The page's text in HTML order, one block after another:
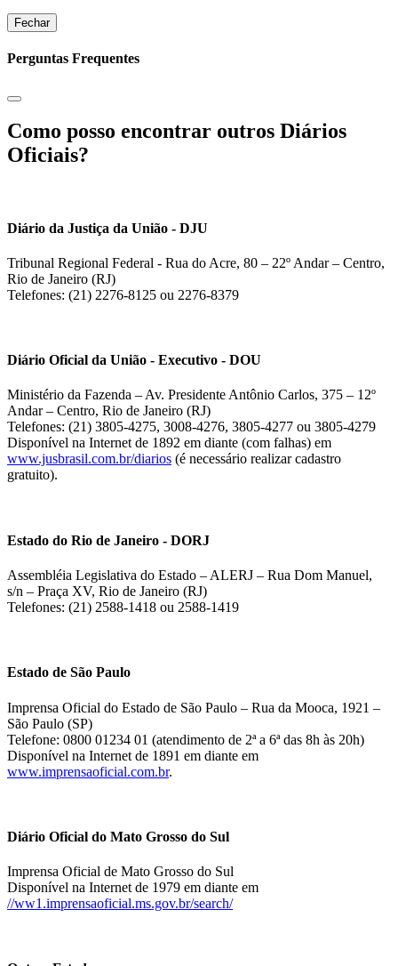
Fechar
Perguntas Frequentes
Como posso encontrar outros Diários
Oficiais?
Diário da Justiça da União - DJU
Tribunal Regional Federal - Rua do Acre, 80 – 22º Andar – Centro,
Rio de Janeiro (RJ)
Telefones: (21) 2276-8125 ou 2276-8379
Diário Oficial da União - Executivo - DOU
Ministério da Fazenda – Av. Presidente Antônio Carlos, 375 – 12º
Andar – Centro, Rio de Janeiro (RJ)
Telefones: (21) 3805-4275, 3008-4276, 3805-4277 ou 3805-4279
Disponível na Internet de 1892 em diante (com falhas) em
www.jusbrasil.com.br/diarios (é necessário realizar cadastro
gratuito).
Estado do Rio de Janeiro - DORJ
Assembléia Legislativa do Estado – ALERJ – Rua Dom Manuel,
s/n – Praça XV, Rio de Janeiro (RJ)
Telefones: (21) 2588-1418 ou 2588-1419
Estado de São Paulo
Imprensa Oficial do Estado de São Paulo – Rua da Mooca, 1921 –
São Paulo (SP)
Telefone: 0800 01234 01 (atendimento de 2ª a 6ª das 8h às 20h)
Disponível na Internet de 1891 em diante em
www.imprensaoficial.com.br.
Diário Oficial do Mato Grosso do Sul
Imprensa Oficial de Mato Grosso do Sul
Disponível na Internet de 1979 em diante em
//ww1.imprensaoficial.ms.gov.br/search/